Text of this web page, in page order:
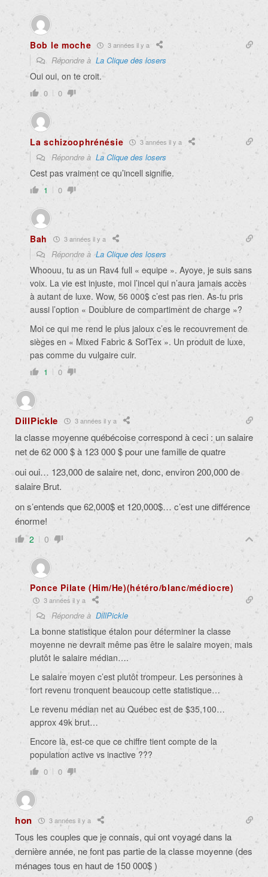
Bob le moche 3 années il y a
Répondre à La Clique des losers
Oui oui, on te croit.
0 0
La schizoophrénésie 3 années il y a
Répondre à La Clique des losers
Cest pas vraiment ce qu’incell signifie.
1 0
Bah 3 années il y a
Répondre àLa Clique des losers
Whoouu, tu as un Rav4 full « equipe ». Ayoye, je suis sans
voix. La vie est injuste, moi l’incel qui n’aura jamais accès
à autant de luxe. Wow, 56 000$ c’est pas rien. As-tu pris
aussi l’option « Doublure de compartiment de charge »?
Moi ce qui me rend le plus jaloux c’es le recouvrement de
sièges en « Mixed Fabric & SofTex ». Un produit de luxe,
pas comme du vulgaire cuir.
1 0
DillPickle 3 années il y a
la classe moyenne québécoise correspond à ceci : un salaire
net de 62 000 $ à 123 000 $ pour une famille de quatre
oui oui… 123,000 de salaire net, donc, environ 200,000 de
salaire Brut.
on s’entends que 62,000$ et 120,000$… c’est une différence
énorme!
2 0
Ponce Pilate (Him/He)(hétéro/blanc/médiocre)
3 années il y a
Répondre à DillPickle
La bonne statistique étalon pour déterminer la classe
moyenne ne devrait même pas être le salaire moyen, mais
plutôt le salaire médian….
Le salaire moyen c’est plutôt trompeur. Les personnes à
fort revenu tronquent beaucoup cette statistique…
Le revenu médian net au Québec est de $35,100…
approx 49k brut…
Encore là, est-ce que ce chiffre tient compte de la
population active vs inactive ???
0 0
hon 3 années il y a
Tous les couples que je connais, qui ont voyagé dans la
dernière année, ne font pas partie de la classe moyenne (des
ménages tous en haut de 150 000$ )